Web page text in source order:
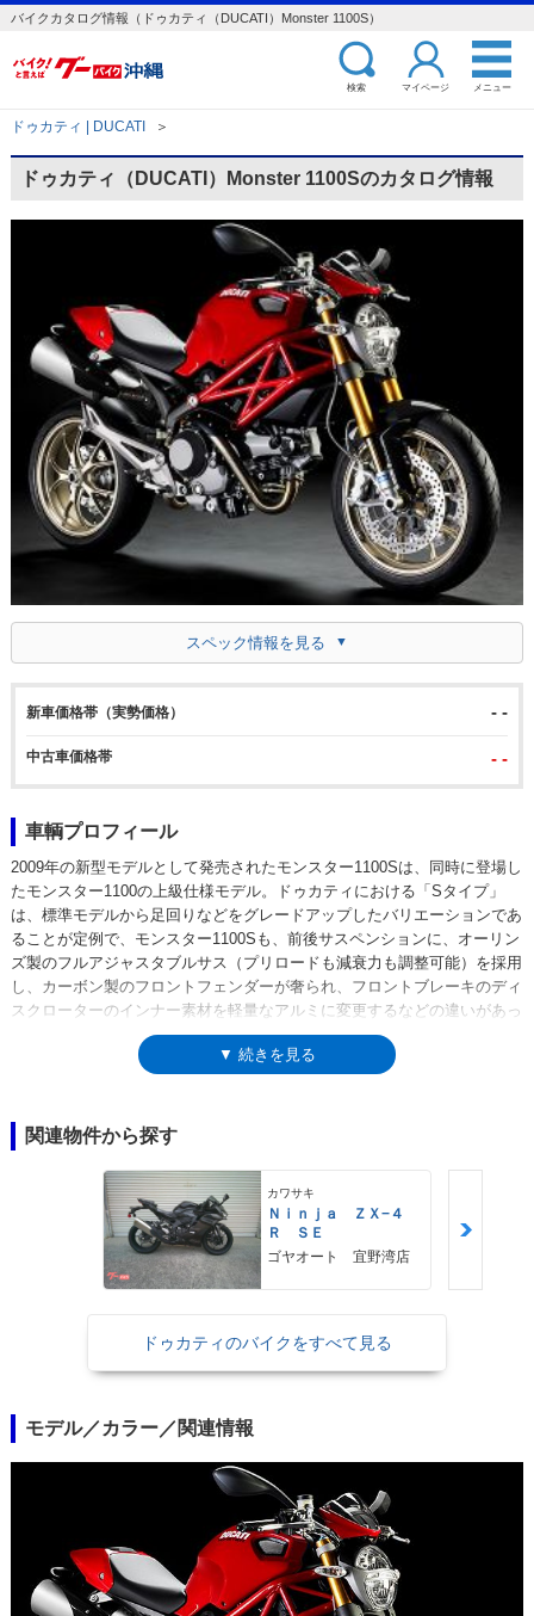
バイクカタログ情報（ドゥカティ（DUCATI）Monster 1100S）
検索 マイページ メニュー
ドゥカティ | DUCATI ＞
ドゥカティ（DUCATI）Monster 1100Sのカタログ情報
スペック情報を見る
新車価格帯（実勢価格） - -
中古車価格帯 - -
車輌プロフィール
2009年の新型モデルとして発売されたモンスター1100Sは、同時に登場し
たモンスター1100の上級仕様モデル。ドゥカティにおける「Sタイプ」
は、標準モデルから足回りなどをグレードアップしたバリエーションであ
ることが定例で、モンスター1100Sも、前後サスペンションに、オーリン
ズ製のフルアジャスタブルサス（プリロードも減衰力も調整可能）を採用
し、カーボン製のフロントフェンダーが奢られ、フロントブレーキのディ
スクローターのインナー素材を軽量なアルミに変更するなどの違いがあっ
た。また、ヘッドライトの上の小型バイザーも、標準モデルには装備され
ていなかった。排気量1,078ccの空冷Lツイン2バルブデュアルスパークエ
トンタッチした。
▼ 続きを見る
関連物件から探す
カワサキ
Ｎｉｎｊａ ＺＸ−４
Ｒ ＳＥ
ゴヤオート 宜野湾店
ドゥカティのバイクをすべて見る
モデル／カラー／関連情報